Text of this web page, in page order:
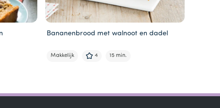
Bananenbrood met walnoot en dadel
Makkelijk 4 15 min.